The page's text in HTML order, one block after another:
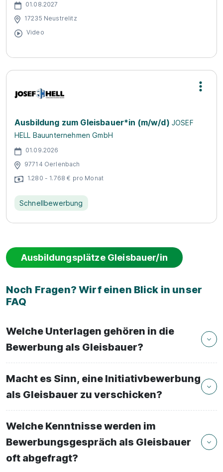
01.08.2027
17235 Neustrelitz
Video
Ausbildung zum Gleisbauer*in (m/w/d) JOSEF
HELL Bauunternehmen GmbH
01.09.2026
97714 Oerlenbach
1.280 - 1.768 € pro Monat
Schnellbewerbung
Ausbildungsplätze Gleisbauer/in
Noch Fragen? Wirf einen Blick in unser
FAQ
Welche Unterlagen gehören in die
Bewerbung als Gleisbauer?
Macht es Sinn, eine Initiativbewerbung
als Gleisbauer zu verschicken?
Welche Kenntnisse werden im
Bewerbungsgespräch als Gleisbauer
oft abgefragt?